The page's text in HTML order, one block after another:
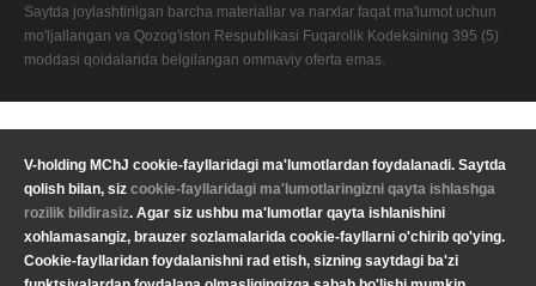
V-holding MChJ cookie-fayllaridagi ma'lumotlardan foydalanadi. Saytda
qolish bilan, siz cookie-fayllaridagi ma'lumotlaringizni qayta ishlashga
rozilik bildirasiz. Agar siz ushbu ma'lumotlar qayta ishlanishini
xohlamasangiz, brauzer sozlamalarida cookie-fayllarni o'chirib qo'ying.
Cookie-fayllaridan foydalanishni rad etish, sizning saytdagi ba'zi
Saytda joylashtirilgan barcha materiallar va narxlar faqat ma'lumot uchun
mo'ljallangan va Qozog'iston Respublikasi Fuqarolik Kodeksining 395 (5)
moddasi qoidalarida belgilangan ommaviy oferta emas.
Sizning mintaqangiz —
Valyuta KZT Qozog'iston tenge
Til O'zbekcha
Sifat xizmati
Maxfiylik
siyosati
Yuridik ma'lumot